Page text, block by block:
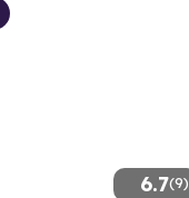
6.7(9)